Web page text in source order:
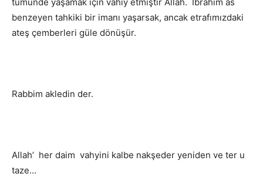
benzeyen tahkiki bir imanı yaşarsak, ancak etrafımızdaki
ateş çemberleri güle dönüşür.
Rabbim akledin der.
Allah’ her daim vahyini kalbe nakşeder yeniden ve ter u
taze…